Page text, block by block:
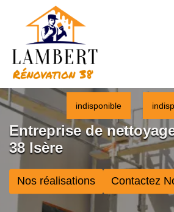
indisponible
Entreprise de
38 Isère
Nos réalisations Contactez